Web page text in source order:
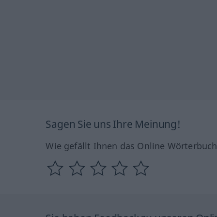
Sagen Sie uns Ihre Meinung!
Wie gefällt Ihnen das Online